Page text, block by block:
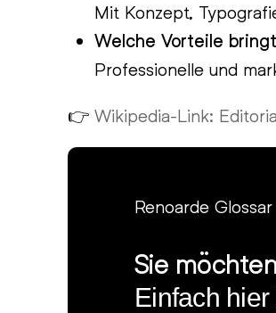
Mit Konzept,
Welche Vorteile
Professionelle und
👉Wikipedia-Link:
Renoarde Glossar
Sie
Einfach hier